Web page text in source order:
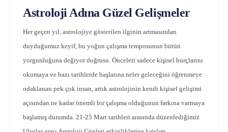
Astroloji Adına Güzel Gelişmeler
Her geçen yıl, astrolojiye gösterilen ilginin artmasından
duyduğumuz keyif, bu yoğun çalışma temposunun bütün
yorgunluğuna değiyor doğrusu. Önceleri sadece kişisel burçlarını
okumaya ve bazı tarihlerde başlarına neler geleceğini öğrenmeye
odaklanan pek çok insan, artık astrolojinin kendi kişisel gelişimi
açısından ne kadar önemli bir çalışma olduğunun farkına varmaya
başlamış durumda. 21-25 Mart tarihleri arasında düzenlediğimiz